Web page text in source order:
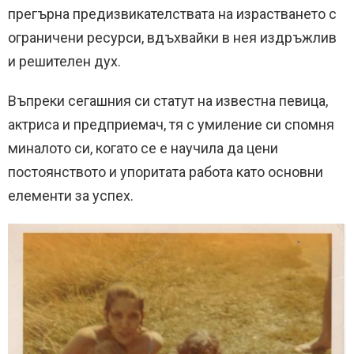
прегърна предизвикателствата на израстването с
ограничени ресурси, вдъхвайки в нея издръжлив
и решителен дух.
Въпреки сегашния си статут на известна певица,
актриса и предприемач, тя с умиление си спомня
миналото си, когато се е научила да цени
постоянството и упоритата работа като основни
елементи за успех.